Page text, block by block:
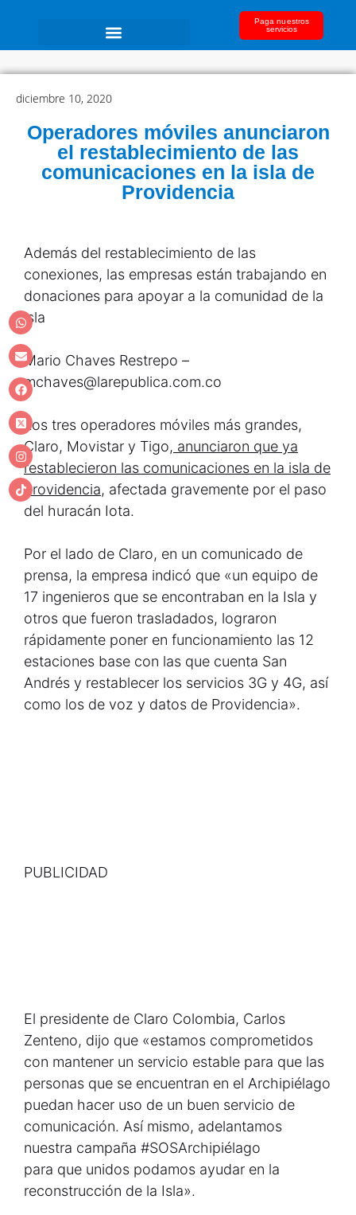
Paga nuestros
servicios
diciembre 10, 2020
Operadores móviles anunciaron
el restablecimiento de las
comunicaciones en la isla de
Providencia
Además del restablecimiento de las
conexiones, las empresas están trabajando en
donaciones para apoyar a la comunidad de la
isla
Mario Chaves Restrepo –
mchaves@larepublica.com.co
Los tres operadores móviles más grandes,
Claro, Movistar y Tigo, anunciaron que ya
restablecieron las comunicaciones en la isla de
Providencia, afectada gravemente por el paso
del huracán Iota.
Por el lado de Claro, en un comunicado de
prensa, la empresa indicó que «un equipo de
17 ingenieros que se encontraban en la Isla y
otros que fueron trasladados, lograron
rápidamente poner en funcionamiento las 12
estaciones base con las que cuenta San
Andrés y restablecer los servicios 3G y 4G, así
como los de voz y datos de Providencia».
PUBLICIDAD
El presidente de Claro Colombia, Carlos
Zenteno, dijo que «estamos comprometidos
con mantener un servicio estable para que las
personas que se encuentran en el Archipiélago
puedan hacer uso de un buen servicio de
comunicación. Así mismo, adelantamos
nuestra campaña #SOSArchipiélago
para que unidos podamos ayudar en la
reconstrucción de la Isla».